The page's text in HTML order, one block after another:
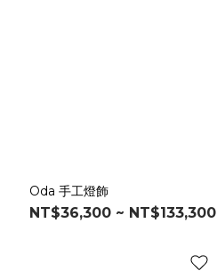
Oda 手工燈飾
NT$36,300 ~ NT$133,300